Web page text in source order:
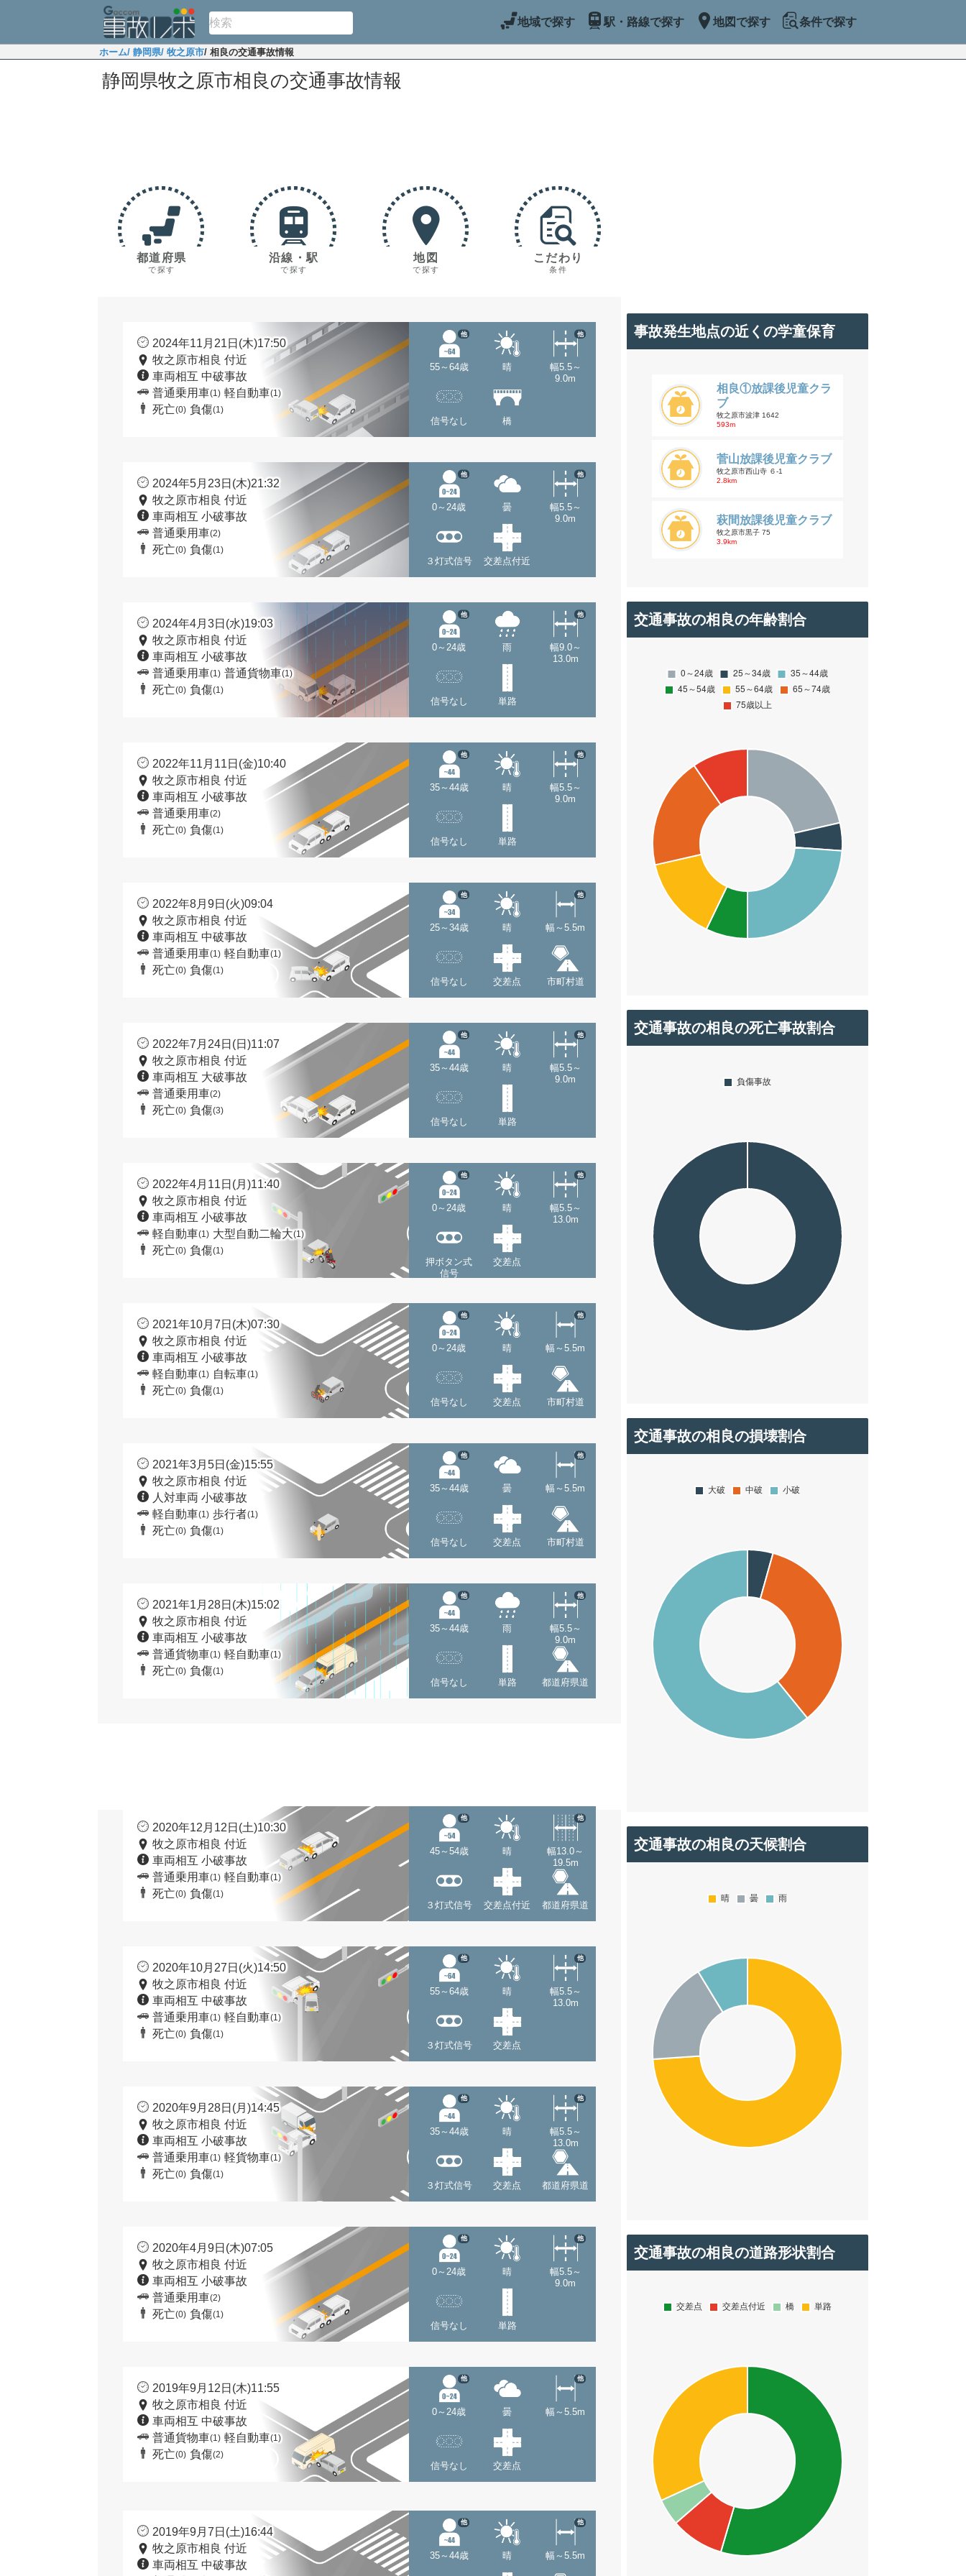
地域で探す 駅・路線で探す 地図で探す 条件で探す
ホーム/ 静岡県/ 牧之原市/ 相良の交通事故情報
静岡県牧之原市相良の交通事故情報
都道府県
で探す
沿線・駅
で探す
地図
で探す
こだわり
条件
2024年11月21日(木)17:50
牧之原市相良 付近
車両相互 中破事故
普通乗用車(1) 軽自動車(1)
死亡(0) 負傷(1)
55～64歳
他
晴
幅5.5～
9.0m
他
信号なし 橋
2024年5月23日(木)21:32
牧之原市相良 付近
車両相互 小破事故
普通乗用車(2)
死亡(0) 負傷(1)
0～24歳
他
曇
幅5.5～
9.0m
他
３灯式信号 交差点付近
2024年4月3日(水)19:03
牧之原市相良 付近
車両相互 小破事故
普通乗用車(1) 普通貨物車(1)
死亡(0) 負傷(1)
0～24歳
他
雨
幅9.0～
13.0m
他
信号なし 単路
2022年11月11日(金)10:40
牧之原市相良 付近
車両相互 小破事故
普通乗用車(2)
死亡(0) 負傷(1)
35～44歳
他
晴
幅5.5～
9.0m
他
信号なし 単路
2022年8月9日(火)09:04
牧之原市相良 付近
車両相互 中破事故
普通乗用車(1) 軽自動車(1)
死亡(0) 負傷(1)
25～34歳
他
晴 幅～5.5m
他
信号なし 交差点 市町村道
2022年7月24日(日)11:07
牧之原市相良 付近
車両相互 大破事故
普通乗用車(2)
死亡(0) 負傷(3)
35～44歳
他
晴
幅5.5～
9.0m
他
信号なし 単路
2022年4月11日(月)11:40
牧之原市相良 付近
車両相互 小破事故
軽自動車(1) 大型自動二輪大(1)
死亡(0) 負傷(1)
0～24歳
他
晴
幅5.5～
13.0m
他
押ボタン式
信号
交差点
2021年10月7日(木)07:30
牧之原市相良 付近
車両相互 小破事故
軽自動車(1) 自転車(1)
死亡(0) 負傷(1)
0～24歳
他
晴 幅～5.5m
他
信号なし 交差点 市町村道
2021年3月5日(金)15:55
牧之原市相良 付近
人対車両 小破事故
軽自動車(1) 歩行者(1)
死亡(0) 負傷(1)
35～44歳
他
曇 幅～5.5m
他
信号なし 交差点 市町村道
2021年1月28日(木)15:02
牧之原市相良 付近
車両相互 小破事故
普通貨物車(1) 軽自動車(1)
死亡(0) 負傷(1)
35～44歳
他
雨
幅5.5～
9.0m
他
信号なし 単路 都道府県道
2020年12月12日(土)10:30
牧之原市相良 付近
車両相互 小破事故
普通乗用車(1) 軽自動車(1)
死亡(0) 負傷(1)
45～54歳
他
晴
幅13.0～
19.5m
他
３灯式信号 交差点付近 都道府県道
2020年10月27日(火)14:50
牧之原市相良 付近
車両相互 中破事故
普通乗用車(1) 軽自動車(1)
死亡(0) 負傷(1)
55～64歳
他
晴
幅5.5～
13.0m
他
３灯式信号 交差点
2020年9月28日(月)14:45
牧之原市相良 付近
車両相互 小破事故
普通乗用車(1) 軽貨物車(1)
死亡(0) 負傷(1)
35～44歳
他
晴
幅5.5～
13.0m
他
３灯式信号 交差点 都道府県道
2020年4月9日(木)07:05
牧之原市相良 付近
車両相互 小破事故
普通乗用車(2)
死亡(0) 負傷(1)
0～24歳
他
晴
幅5.5～
9.0m
他
信号なし 単路
2019年9月12日(木)11:55
牧之原市相良 付近
車両相互 中破事故
普通貨物車(1) 軽自動車(1)
死亡(0) 負傷(2)
0～24歳
他
曇 幅～5.5m
他
信号なし 交差点
2019年9月7日(土)16:44
牧之原市相良 付近
車両相互 中破事故
35～44歳
他
晴 幅～5.5m
他
事故発生地点の近くの学童保育
相良①放課後児童クラ
ブ
牧之原市波津 1642
593m
菅山放課後児童クラブ
牧之原市西山寺 ６-1
2.8km
萩間放課後児童クラブ
牧之原市黒子 75
3.9km
交通事故の相良の年齢割合
交通事故の相良の死亡事故割合
交通事故の相良の損壊割合
交通事故の相良の天候割合
交通事故の相良の道路形状割合